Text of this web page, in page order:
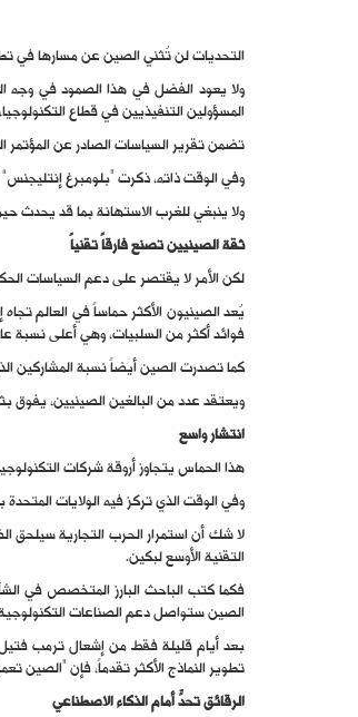
التحديات لن تُثني الصين عن مسارها في
ولا يعود الفضل في هذا الصمود في وجه
المسؤولين التنفيذيين في قطاع
تضمن تقرير السياسات الصادر عن المؤتمر
وفي الوقت ذاته، ذكرت “بلومبرغ إنتليجنس” أن الحكومة خصصت صندوقاً
ولا ينبغي للغرب الاستهانة بما قد يحدث
ثقة الصينيين تصنع فارقاً تقنياً
لكن الأمر لا يقتصر على دعم السياسات
فوائد أكثر من السلبيات، وهي أعلى نسبة عالمياً، مقارنة
كما تصدرت الصين أيضاً نسبة المشاركين
ويعتقد عدد من البالغين الصينيين، يفوق
انتشار واسع
هذا الحماس يتجاوز أروقة شركات
وفي الوقت الذي تركز فيه الولايات
لا شك أن استمرار الحرب التجارية سيلحق
التقنية الأوسع لبكين.
الصين ستواصل دعم الصناعات
بعد أيام قليلة فقط من إشعال ترمب فتيل
تطوير النماذج الأكثر تقدماً، فإن “الصين
الرقائق تحدٍّ أمام الذكاء الاصطناعي